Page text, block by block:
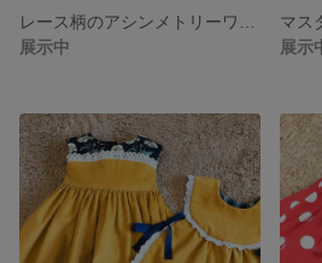
展示中
展示